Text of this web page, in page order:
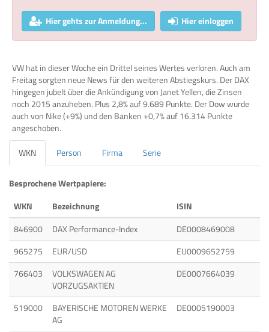
Hier gehts zur Anmeldung... Hier einloggen
VW hat in dieser Woche ein Drittel seines Wertes verloren. Auch am
Freitag sorgten neue News für den weiteren Abstiegskurs. Der DAX
hingegen jubelt über die Ankündigung von Janet Yellen, die Zinsen
noch 2015 anzuheben. Plus 2,8% auf 9.689 Punkte. Der Dow wurde
auch von Nike (+9%) und den Banken +0,7% auf 16.314 Punkte
angeschoben.
WKN
Person Firma Serie
Besprochene Wertpapiere:
WKN
Bezeichnung
ISIN
846900
DAX Performance-Index
DE0008469008
965275
EUR/USD
EU0009652759
766403
VOLKSWAGEN AG
VORZUGSAKTIEN
DE0007664039
519000
BAYERISCHE MOTOREN WERKE
AG
DE0005190003